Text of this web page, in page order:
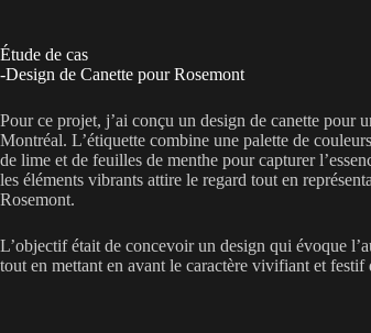
Étude de cas
-Design de Canette pour Rosemont
Pour ce projet, j’ai conçu un design de canette
Montréal. L’étiquette combine une palette de
de lime et de feuilles de menthe pour capturer
les éléments vibrants attire le regard tout en
Rosemont.
L’objectif était de concevoir un design qui évoque
tout en mettant en avant le caractère vivifiant et festif